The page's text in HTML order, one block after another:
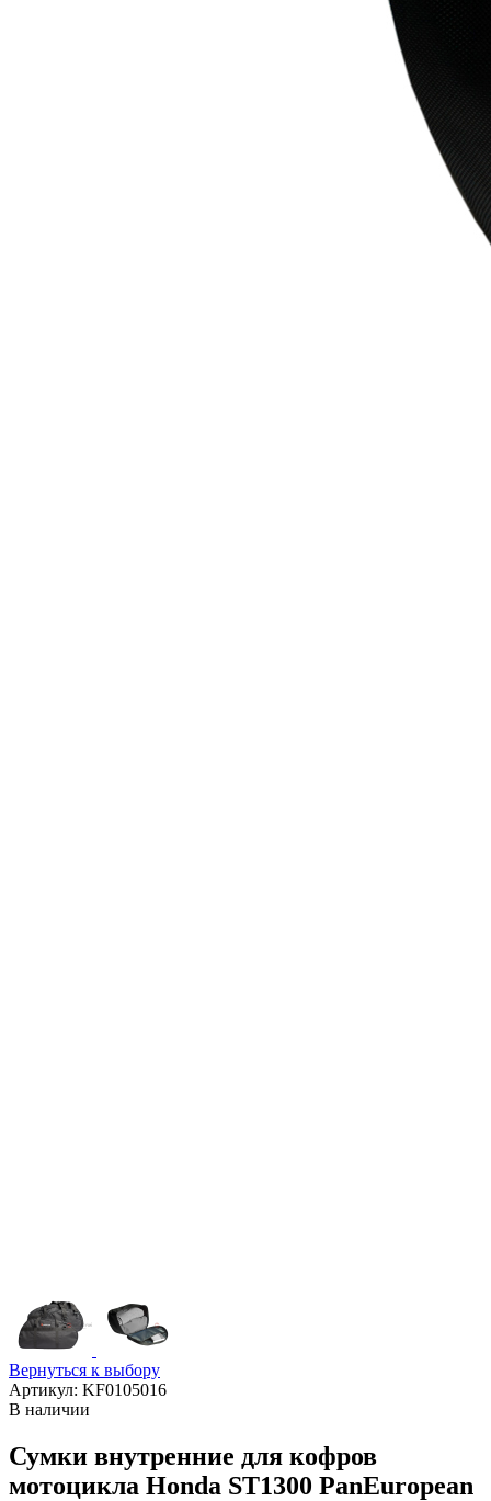
Вернуться к выбору
Артикул: KF0105016
В наличии
Сумки внутренние для кофров
мотоцикла Honda ST1300 PanEuropean